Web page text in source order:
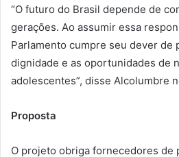
“O futuro do Brasil depende de
gerações. Ao assumir essa
Parlamento cumpre seu dever de
dignidade e as oportunidades de
adolescentes”, disse Alcolumbre
Proposta
O projeto obriga fornecedores de